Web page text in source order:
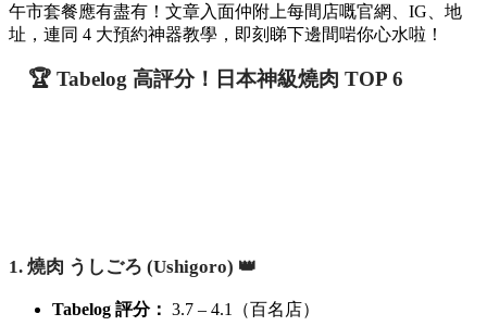
午市套餐應有盡有！文章入面仲附上每間店嘅官網、IG、地
址，連同 4 大預約神器教學，即刻睇下邊間啱你心水啦！
🏆 Tabelog 高評分！日本神級燒肉 TOP 6
1. 燒肉 うしごろ (Ushigoro) 👑
Tabelog 評分： 3.7 – 4.1（百名店）